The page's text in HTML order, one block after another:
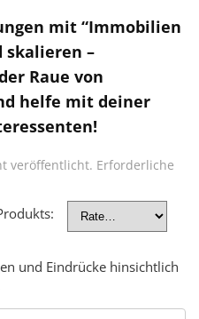
mit “Immobilien
skalieren –
Raue von
helfe mit deiner
veröffentlicht. Erforderliche
und Eindrücke hinsichtlich